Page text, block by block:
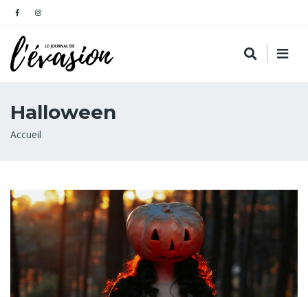
Halloween
Fil
Accueil